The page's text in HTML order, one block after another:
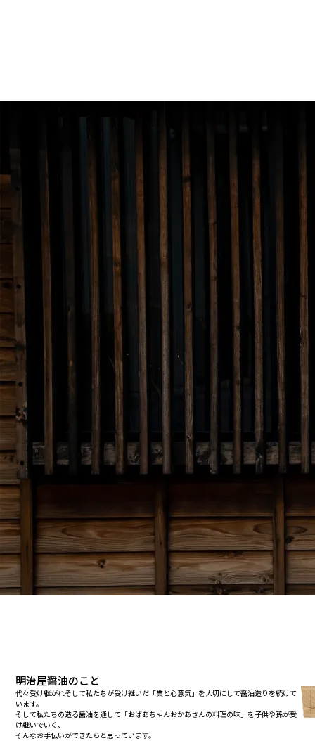
明治屋醤油のこと
代々受け継がれそして私たちが受け継いだ「業と心意気」を大切にして醤油造りを続けて
います。
そして私たちの造る醤油を通して「おばあちゃんおかあさんの料理の味」を子供や孫が受
け継いでいく、
そんなお手伝いができたらと思っています。